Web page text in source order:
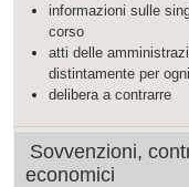
informazioni sulle
corso
atti delle
distintamente per
delibera a contrarre
Sovvenzioni,
economici